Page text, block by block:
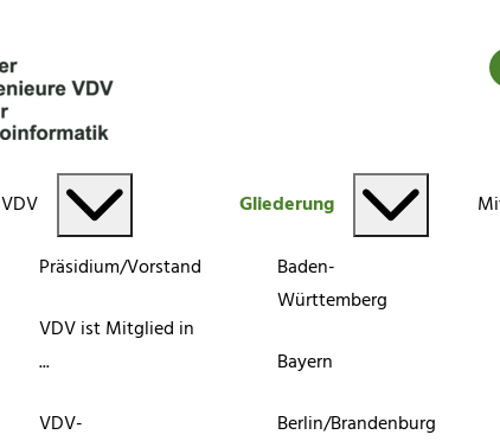
VDV
Präsidium/Vorstand
VDV ist Mitglied in
...
VDV-
Gliederung
Baden-
Württemberg
Bayern
Berlin/Brandenburg